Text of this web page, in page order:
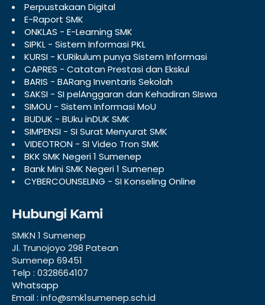
Perpustakaan Digital
E-Raport SMK
ONKLAS - E-Learning SMK
SIPKL - Sistem Informasi PKL
KURSI - KURikulum punya Sistem Informasi
CAPRES - Catatan Prestasi dan Ekskul
BARIS - BARang Inventaris Sekolah
SAKSI - SI pelAnggaran dan Kehadiran SIswa
SIMOU - Sistem Informasi MoU
BUDUK - BUku inDUK SMK
SIMPENSI - SI Surat Menyurat SMK
VIDEOTRON - SI Video Tron SMK
BKK SMK Negeri 1 Sumenep
Bank Mini SMK Negeri 1 Sumenep
CYBERCOUNSELING - SI Konseling Online
Hubungi Kami
SMKN 1 Sumenep
Jl. Trunojoyo 298 Patean
Sumenep 69451
Telp : 0328664107
Whatsapp
Email : info@smk1sumenep.sch.id